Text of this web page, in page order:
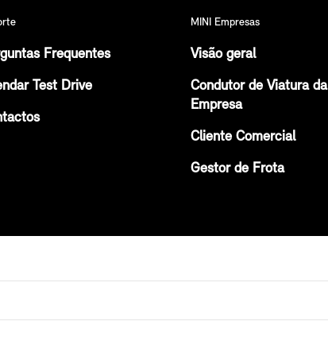
Frequentes
Test Drive
MINI Empresas
Visão geral
Condutor de Viatura da
Empresa
Cliente Comercial
Gestor de Frota